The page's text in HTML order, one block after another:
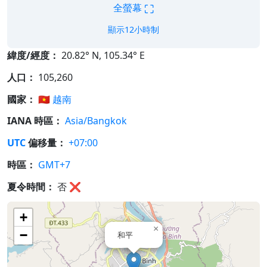
全螢幕 ⛶
顯示12小時制
緯度/經度： 20.82° N, 105.34° E
人口： 105,260
國家： 🇻🇳 越南
IANA 時區： Asia/Bangkok
UTC偏移量： +07:00
時區： GMT+7
夏令時間： 否 ❌
和平
×
+
−